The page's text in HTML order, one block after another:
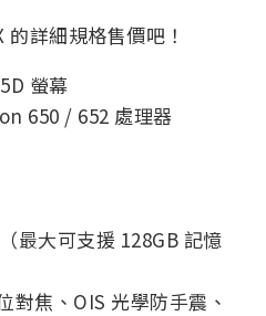
詳細規格售價吧！
螢幕
650 / 652 處理器
最大可支援 128GB 記憶
對焦、OIS 光學防手震、